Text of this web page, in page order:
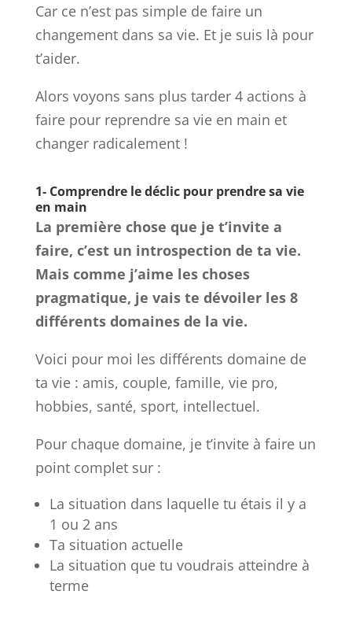
Car ce n’est pas simple de faire un
changement dans sa vie. Et je suis là pour
t’aider.
Alors voyons sans plus tarder 4 actions à
faire pour reprendre sa vie en main et
changer radicalement !
1- Comprendre le déclic pour prendre sa vie
en main
La première chose que je t’invite a
faire, c’est un introspection de ta vie.
Mais comme j’aime les choses
pragmatique, je vais te dévoiler les 8
différents domaines de la vie.
Voici pour moi les différents domaine de
ta vie : amis, couple, famille, vie pro,
hobbies, santé, sport, intellectuel.
Pour chaque domaine, je t’invite à faire un
point complet sur :
La situation dans laquelle tu étais il y a
1 ou 2 ans
Ta situation actuelle
La situation que tu voudrais atteindre à
terme